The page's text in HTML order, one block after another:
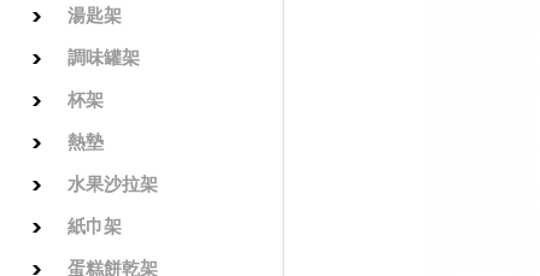
湯匙架
調味罐架
杯架
熱墊
水果沙拉架
紙巾架
蛋糕餅乾架